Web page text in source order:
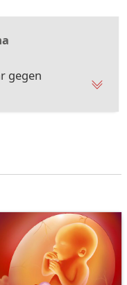
gegen